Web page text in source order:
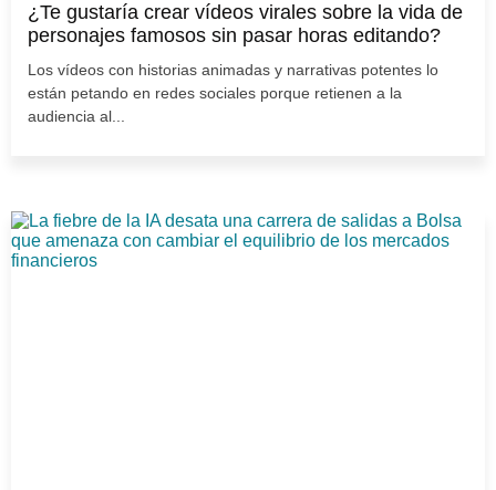
¿Te gustaría crear vídeos virales sobre la vida de
personajes famosos sin pasar horas editando?
Los vídeos con historias animadas y narrativas potentes lo
están petando en redes sociales porque retienen a la
audiencia al...